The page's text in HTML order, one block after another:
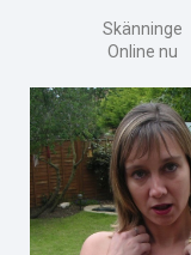
Skänninge
Online nu